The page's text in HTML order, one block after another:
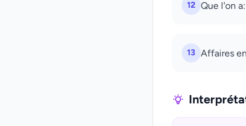
12 Que l'on
13 Affaires